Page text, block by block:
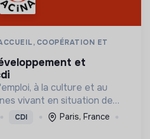
COOPÉRATION ET
à la culture et au
vivant en situation de
indigne ou précaire
sociaux, etc.) en IDF.
CDI
Paris, France